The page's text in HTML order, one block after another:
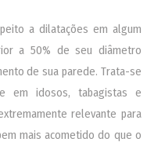
a dilatações em algum
a 50% de seu diâmetro
de sua parede. Trata-se
em idosos, tabagistas e
relevante para
mais acometido do que o